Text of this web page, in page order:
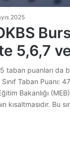
2025
5,6,7
taban puanları da
Taban Puanı:
Bakanlığı
kısaltmasıdır. Bu